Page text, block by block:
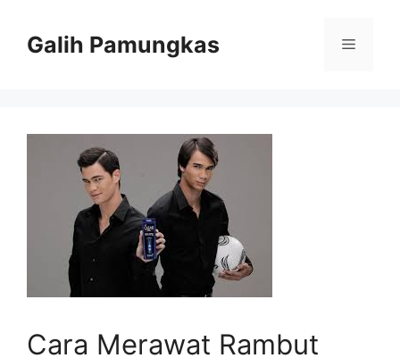
Galih Pamungkas Menu
Cara Merawat Rambut